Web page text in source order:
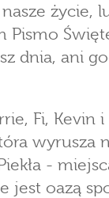
życie,
Pismo
dnia, ani
Fi, Kevin
wyrusza
-
jest oazą